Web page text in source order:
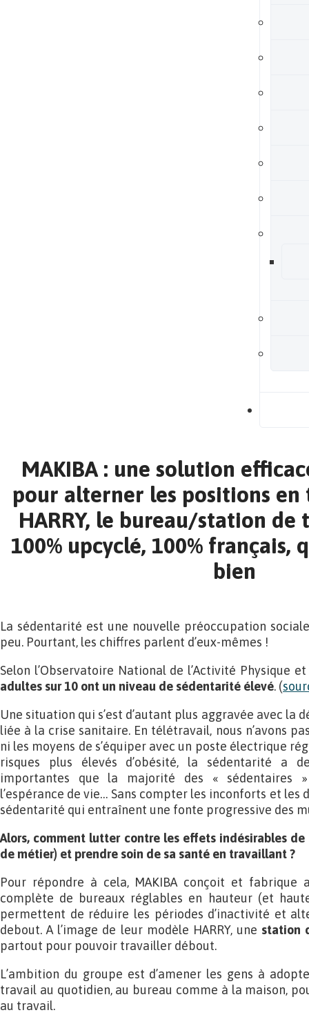
MAKIBA : une solution
pour alterner les positions
HARRY, le bureau/station
100% upcyclé, 100% français,
bien
La sédentarité est une nouvelle préoccupation
peu. Pourtant, les chiffres parlent d’eux-mêmes !
Selon l’Observatoire National de l’Activité Physique
adultes sur 10 ont un niveau de sédentarité élevé. (
Une situation qui s’est d’autant plus aggravée avec
liée à la crise sanitaire. En télétravail, nous n’avons
ni les moyens de s’équiper avec un poste électrique
risques plus élevés d’obésité, la sédentarité a
importantes que la majorité des « sédentaires
l’espérance de vie… Sans compter les inconforts et les
sédentarité qui entraînent une fonte progressive des
Alors, comment lutter contre les effets indésirables
de métier) et prendre soin de sa santé en travaillant ?
Pour répondre à cela, MAKIBA conçoit et fabrique
complète de bureaux réglables en hauteur (et
permettent de réduire les périodes d’inactivité et
debout. A l’image de leur modèle HARRY, une station
partout pour pouvoir travailler débout.
L’ambition du groupe est d’amener les gens à
travail au quotidien, au bureau comme à la maison,
au travail.